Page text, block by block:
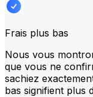
Frais plus bas
Nous vous
que vous ne
sachiez
bas signifient plus